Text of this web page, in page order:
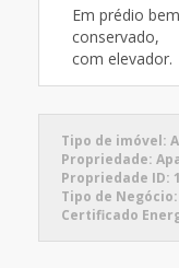
Tipo de imóvel:
Propriedade:
Propriedade ID:
Tipo de Negócio:
Certificado